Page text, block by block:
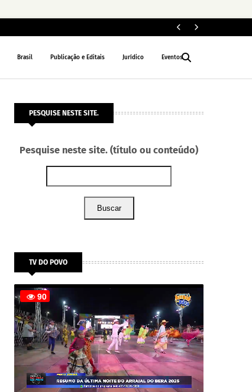
Brasil Publicação e Editais Jurídico Eventos
PESQUISE NESTE SITE.
Pesquise neste site. (título ou conteúdo)
Buscar
TV DO POVO